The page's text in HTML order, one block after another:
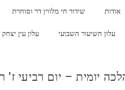
אודות שידור חי מלווין דר וסוחרת
עלון השיעור השבועי עלון עין יצחק
יומית – יום רביעי